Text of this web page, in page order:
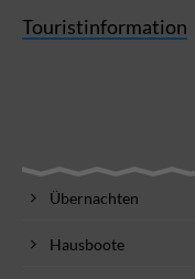
Touristinformation
Übernachten
Hausboote